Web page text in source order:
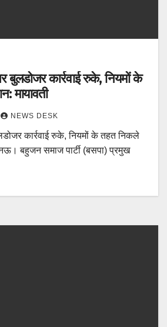
बुलडोजर कार्रवाई रुके, नियमों के
मायावती
NEWS DESK
कार्रवाई रुके, नियमों के तहत निकले
बहुजन समाज पार्टी (बसपा) प्रमुख